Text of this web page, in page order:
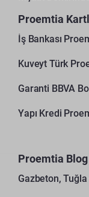
Proemtia
İş Bankası
Kuveyt Türk
Garanti BBVA
Yapı Kredi
Proemtia Blog